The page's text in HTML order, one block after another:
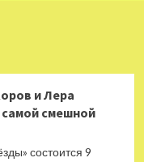
и Лера
самой смешной
состоится 9